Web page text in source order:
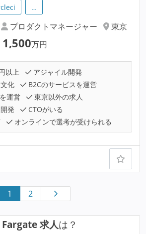
…
プロダクトマネージャー
東京
1,500万円
以上
アジャイル開発
化
B2Cのサービスを運営
運営
東京以外の求人
発
CTOがいる
オンラインで選考が受けられる
1 2
Fargate 求人は？